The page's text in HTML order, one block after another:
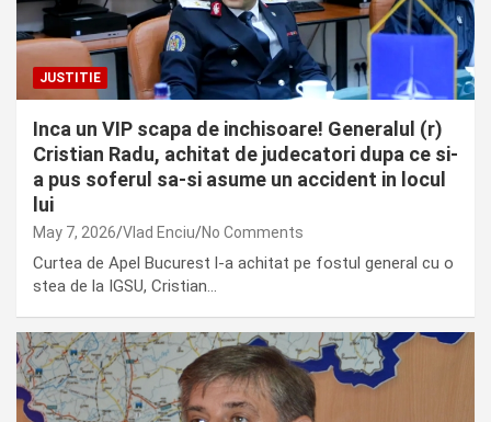
JUSTITIE
Inca un VIP scapa de inchisoare! Generalul (r)
Cristian Radu, achitat de judecatori dupa ce si-
a pus soferul sa-si asume un accident in locul
lui
May 7, 2026 Vlad Enciu No Comments
Curtea de Apel Bucurest l-a achitat pe fostul general cu o
stea de la IGSU, Cristian…